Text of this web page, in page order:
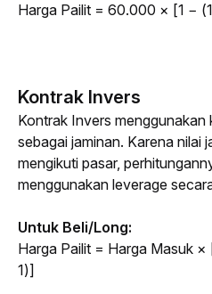
Harga Pailit = 60.000 × [1 −
Kontrak Invers
Kontrak Invers menggunakan
sebagai jaminan. Karena nilai
mengikuti pasar,
menggunakan leverage
Untuk Beli/Long:
Harga Pailit = Harga Masuk
1)]